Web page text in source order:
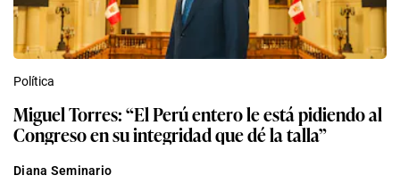
Política
Miguel Torres: “El Perú entero le está pidiendo al
Congreso en su integridad que dé la talla”
Diana Seminario